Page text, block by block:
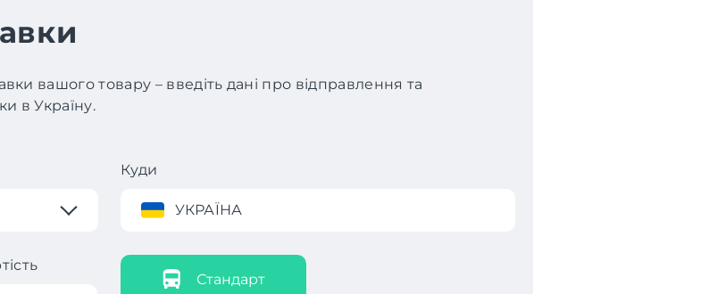
вашого товару – введіть дані про відправлення та
в Україну.
Куди
УКРАЇНА
Стандарт